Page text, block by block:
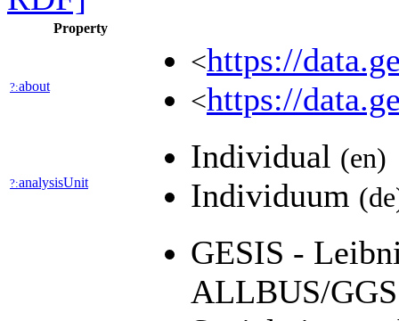
Property
?:about
<https://
<https://
?:analysisUnit
Individual (en)
Individuum
GESIS -
ALLBUS/